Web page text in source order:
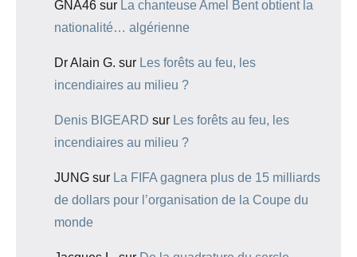
GNA46 sur La chanteuse Amel Bent obtient la
nationalité… algérienne
Dr Alain G. sur Les forêts au feu, les
incendiaires au milieu ?
Denis BIGEARD sur Les forêts au feu, les
incendiaires au milieu ?
JUNG sur La FIFA gagnera plus de 15 milliards
de dollars pour l’organisation de la Coupe du
monde